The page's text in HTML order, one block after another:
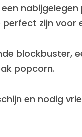
zijn voor
popcorn.
en nodig